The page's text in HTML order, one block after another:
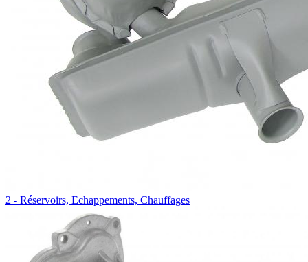
2 - Réservoirs, Echappements, Chauffages